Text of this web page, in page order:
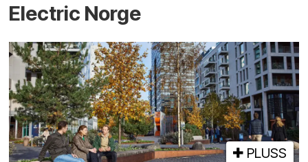
Electric Norge
PLUSS